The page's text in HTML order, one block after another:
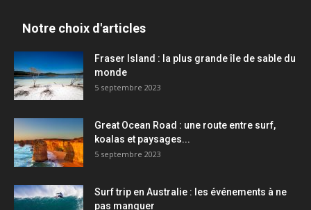
Notre choix d'articles
Fraser Island : la plus grande île de sable du
monde
5 septembre 2023
Great Ocean Road : une route entre surf,
koalas et paysages...
5 septembre 2023
Surf trip en Australie : les événements à ne
pas manquer